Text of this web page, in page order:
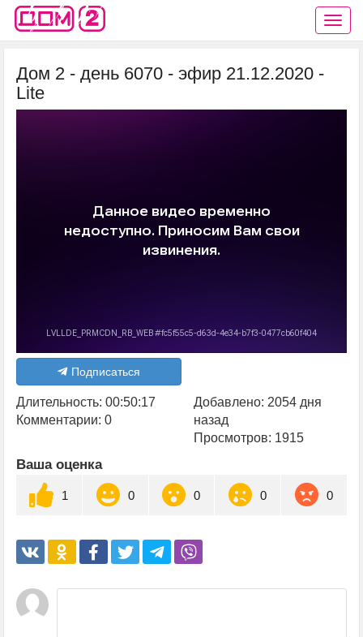
Дом 2 - день 6070 - эфир 21.12.2020 -
Lite
Подписаться
Длительность: 00:50:17
Комментарии: 0
Добавлено: 2054 дня
назад
Просмотров: 1915
Ваша оценка
1 0 0 0 0